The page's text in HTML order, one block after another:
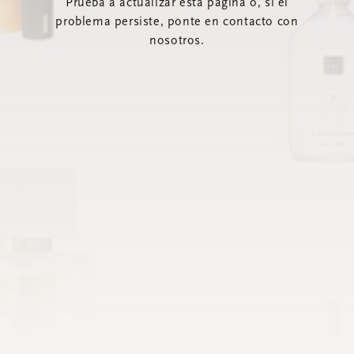
Prueba a actualizar esta página o, si el
problema persiste, ponte en contacto con
nosotros.